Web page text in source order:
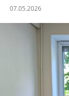
07.05.2026